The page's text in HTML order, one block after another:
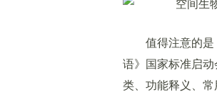
值得注意的是，
语》国家标准启
类、功能释义、常